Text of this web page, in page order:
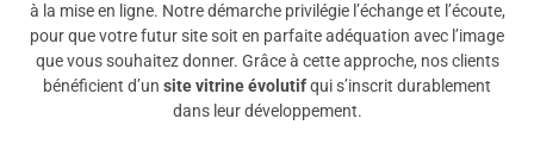
à la mise en ligne. Notre démarche privilégie l’échange et l’écoute,
pour que votre futur site soit en parfaite adéquation avec l’image
que vous souhaitez donner. Grâce à cette approche, nos clients
bénéficient d’un site vitrine évolutifqui s’inscrit durablement
dans leur développement.